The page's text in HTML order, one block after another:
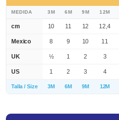
MEDIDA 3M 6M 9M 12M
cm 10 11 12 12,4
Mexico 8 9 10 11
UK ½ 1 2 3
US 1 2 3 4
Talla / Size 3M 6M 9M 12M